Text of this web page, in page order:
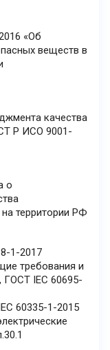
«Об
веществ в
качества
Р ИСО 9001-
о
территории РФ
1-2017
требования и
ГОСТ IEC 60695-
60335-1-2015